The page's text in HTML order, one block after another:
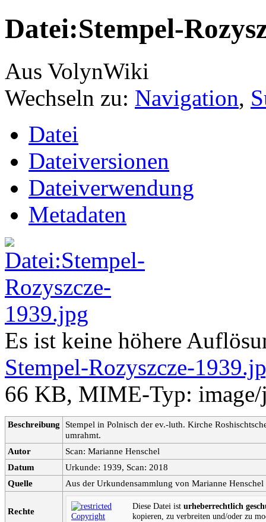
Datei:Stempel-
Aus VolynWiki
Wechseln zu: Navigation,
Datei
Dateiversionen
Dateiverwendung
Metadaten
Es ist keine höhere
Stempel-Rozyszcze-
66 KB, MIME-Typ:
Beschreibung
Stempel in Polnisch der ev.-luth. Kirche
umrahmt.
Autor
Scan: Marianne Henschel
Datum
Urkunde: 1939, Scan: 2018
Quelle
Aus der Urkundensammlung von Marianne
Rechte Diese Datei ist urheberrechtlich
kopieren, zu verbreiten und/oder zu